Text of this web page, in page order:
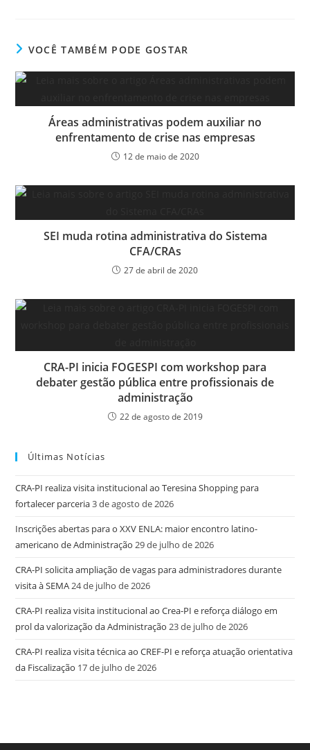
VOCÊ TAMBÉM PODE GOSTAR
Áreas administrativas podem auxiliar no
enfrentamento de crise nas empresas
12 de maio de 2020
SEI muda rotina administrativa do Sistema
CFA/CRAs
27 de abril de 2020
CRA-PI inicia FOGESPI com workshop para
debater gestão pública entre profissionais de
administração
22 de agosto de 2019
Últimas Notícias
CRA-PI realiza visita institucional ao Teresina Shopping para
fortalecer parceria3 de agosto de 2026
Inscrições abertas para o XXV ENLA: maior encontro latino-
americano de Administração 29 de julho de 2026
CRA-PI solicita ampliação de vagas para administradores durante
visita à SEMA24 de julho de 2026
CRA-PI realiza visita institucional ao Crea-PI e reforça diálogo em
prol da valorização da Administração 23 de julho de 2026
CRA-PI realiza visita técnica ao CREF-PI e reforça atuação orientativa
da Fiscalização 17 de julho de 2026